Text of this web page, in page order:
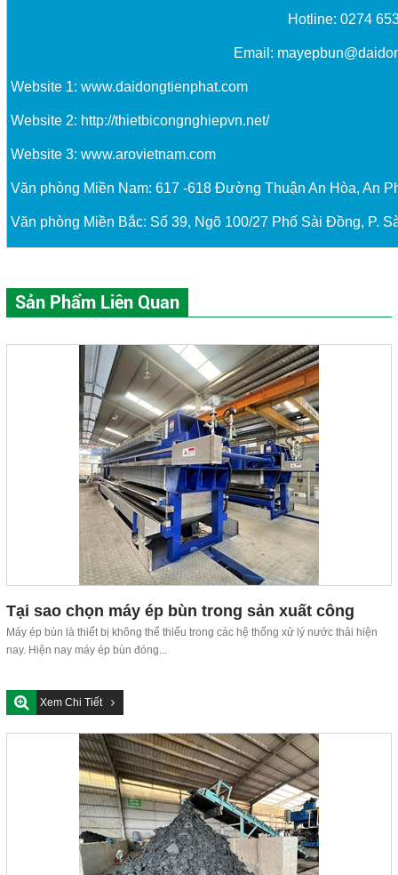
Hotline: 0274
Email:
Website 1: www.daidongtienphat.com
Website 2: http://thietbicongnghiepvn.net/
Website 3: www.arovietnam.com
Văn phòng Miền Nam: 617 -618 Đường Thuận An Hòa, An
Văn phòng Miền Bắc: Số 39, Ngõ 100/27 Phố Sài Đồng, P.
Sản Phẩm Liên Quan
Tại sao chọn máy ép bùn trong sản xuất công
nghiệp
Máy ép bùn là thiết bị không thể thiếu trong các hệ thống xử lý nước thải hiện
nay. Hiện nay máy ép bùn đóng...
Xem Chi Tiết